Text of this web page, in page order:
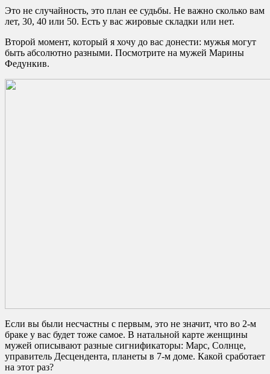
Это не случайность, это план ее судьбы. Не важно сколько вам
лет, 30, 40 или 50. Есть у вас жировые складки или нет.
Второй момент, который я хочу до вас донести: мужья могут
быть абсолютно разными. Посмотрите на мужей Марины
Федункив.
Если вы были несчастны с первым, это не значит, что во 2-м
браке у вас будет тоже самое. В натальной карте женщины
мужей описывают разные сигнификаторы: Марс, Солнце,
управитель Десцендента, планеты в 7-м доме. Какой сработает
на этот раз?